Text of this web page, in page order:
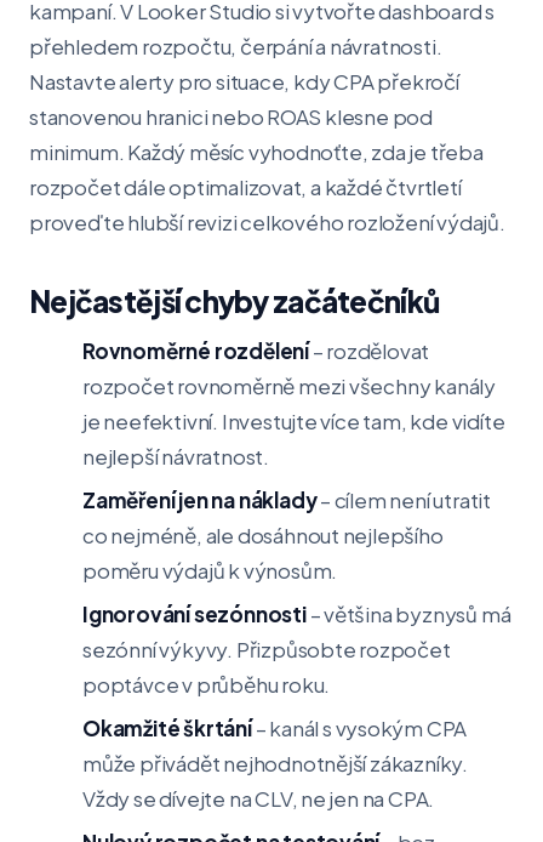
kampaní. V Looker Studio si vytvořte dashboard s
přehledem rozpočtu, čerpání a návratnosti.
Nastavte alerty pro situace, kdy CPA překročí
stanovenou hranici nebo ROAS klesne pod
minimum. Každý měsíc vyhodnoťte, zda je třeba
rozpočet dále optimalizovat, a každé čtvrtletí
proveďte hlubší revizi celkového rozložení výdajů.
Nejčastější chyby začátečníků
Rovnoměrné rozdělení– rozdělovat
rozpočet rovnoměrně mezi všechny kanály
je neefektivní. Investujte více tam, kde vidíte
nejlepší návratnost.
Zaměření jen na náklady– cílem není utratit
co nejméně, ale dosáhnout nejlepšího
poměru výdajů k výnosům.
Ignorování sezónnosti– většina byznysů má
sezónní výkyvy. Přizpůsobte rozpočet
poptávce v průběhu roku.
Okamžité škrtání– kanál s vysokým CPA
může přivádět nejhodnotnější zákazníky.
Vždy se dívejte na CLV, ne jen na CPA.